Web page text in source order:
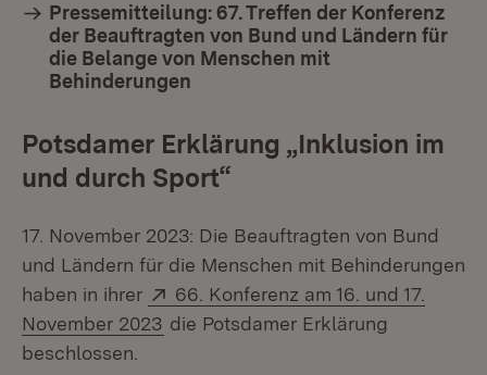
Pressemitteilung: 67. Treffen der Konferenz
der Beauftragten von Bund und Ländern für
die Belange von Menschen mit
Behinderungen
Potsdamer Erklärung „Inklusion im
und durch Sport“
17. November 2023: Die Beauftragten von Bund
und Ländern für die Menschen mit Behinderungen
haben in ihrer
Extern:
66. Konferenz am 16. und 17.
November 2023 (Öffnet in neuem Fenster)
die Potsdamer Erklärung
beschlossen.